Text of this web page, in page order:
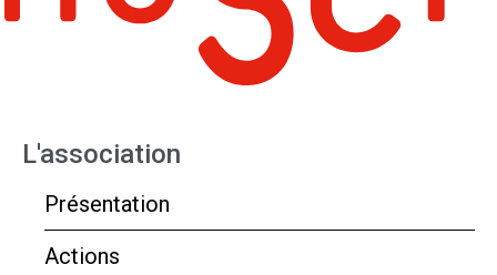
L'association
Présentation
Actions